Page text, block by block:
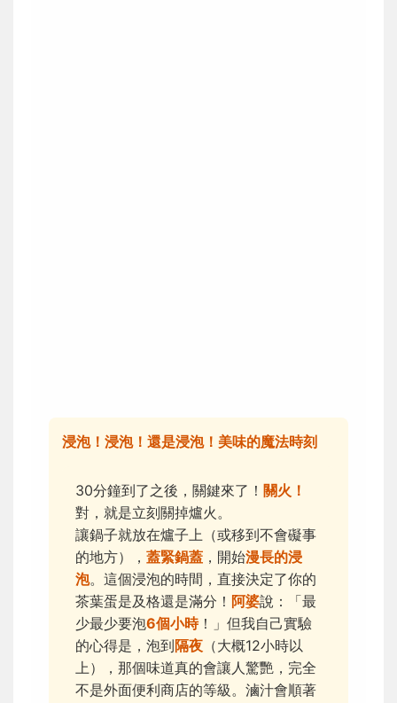
浸泡！浸泡！還是浸泡！美味的魔法時刻
30分鐘到了之後，關鍵來了！ 關火！
對，就是立刻關掉爐火。
讓鍋子就放在爐子上（或移到不會礙事
的地方）， 蓋緊鍋蓋 ，開始漫長的浸
泡。這個浸泡的時間，直接決定了你的
茶葉蛋是及格還是滿分！ 阿婆說：「最
少最少要泡6個小時！」但我自己實驗
的心得是，泡到隔夜 （大概12小時以
上），那個味道真的會讓人驚艷，完全
不是外面便利商店的等級。滷汁會順著